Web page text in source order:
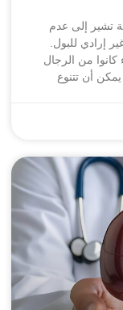
تشير إلى عدم
إرادي للبول.
كانوا من الرجال
أن تتنوع